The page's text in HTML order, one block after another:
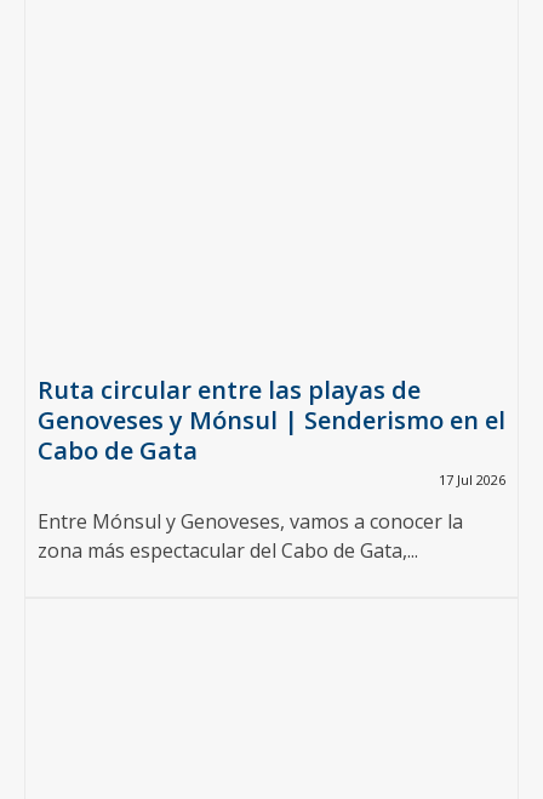
Ruta circular entre las playas de
Genoveses y Mónsul | Senderismo en el
Cabo de Gata
17 Jul 2026
Entre Mónsul y Genoveses, vamos a conocer la
zona más espectacular del Cabo de Gata,...